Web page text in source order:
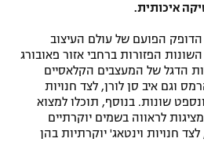
איכותית.
הדופק הפועם של עולם העיצוב
הפזורות ברחבי אזור פאובורג
הדגל של המעצבים הקלאסיים
וגם איב סן לורן, לצד חנויות
שונות. בנוסף, תוכלו למצוא
לראווה בשמים יוקרתיים
חנויות וינטאג' יוקרתיות בהן